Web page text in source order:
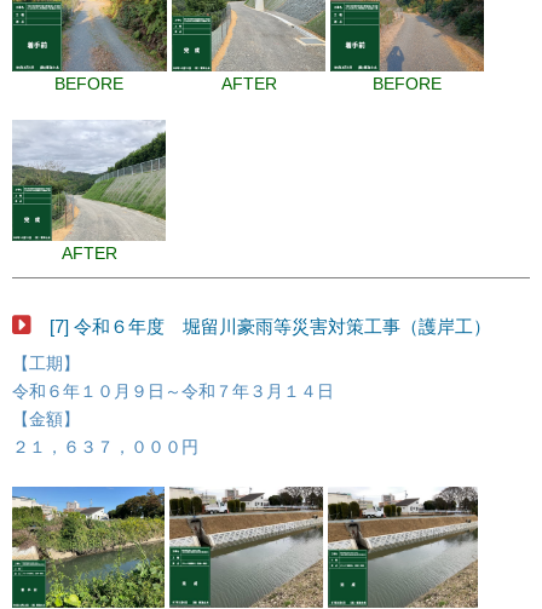
BEFORE AFTER BEFORE
AFTER
[7] 令和６年度 堀留川豪雨等災害対策工事（護岸工）
【工期】
令和６年１０月９日～令和７年３月１４日
【金額】
２１，６３７，０００円